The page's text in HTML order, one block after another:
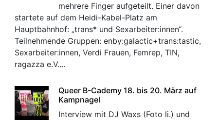
mehrere Finger aufgeteilt. Einer davon
startete auf dem Heidi-Kabel-Platz am
Hauptbahnhof: „trans* und Sexarbeiter:innen“.
Teilnehmende Gruppen: enby:galactic+trans:tastic,
Sexarbeiter:innen, Verdi Frauen, Femrep, TIN,
ragazza e.V.…
Queer B-Cademy 18. bis 20. März auf
Kampnagel
Interview mit DJ Waxs (Foto li.) und